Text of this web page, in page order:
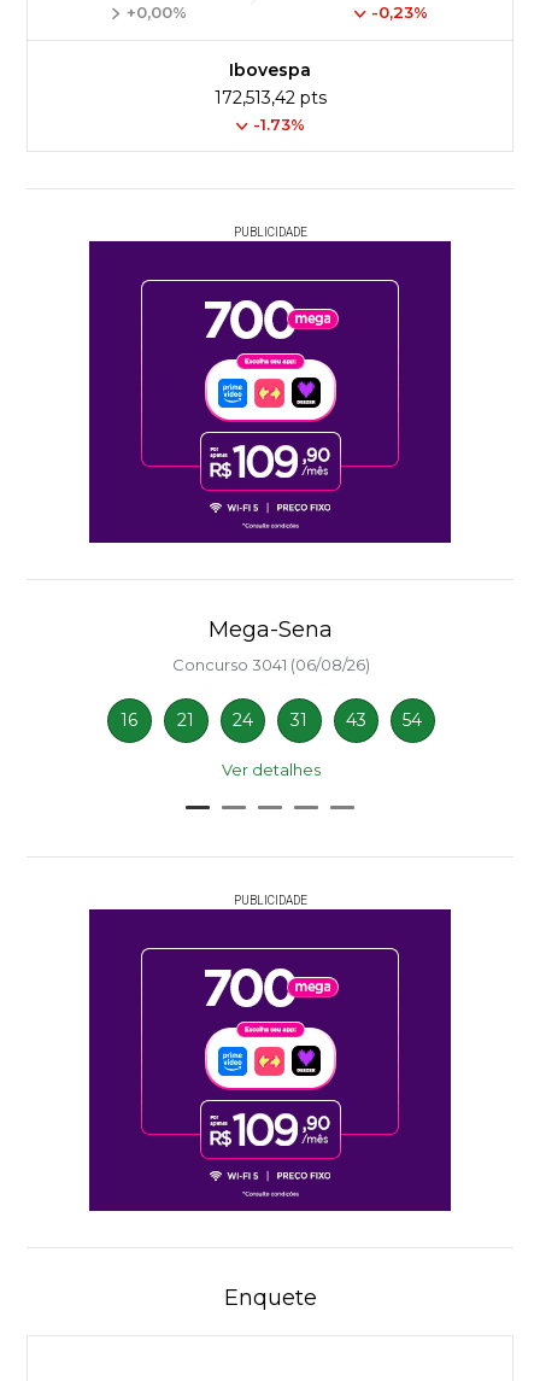
+0,00% -0,23%
Ibovespa
172,513,42 pts
-1.73%
PUBLICIDADE
Mega-Sena
Concurso 3041 (06/08/26)
16 21 24 31 43 54
Ver detalhes
PUBLICIDADE
Enquete